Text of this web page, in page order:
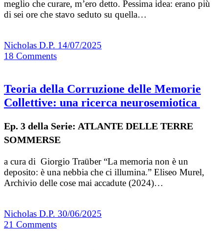
meglio che curare, m’ero detto. Pessima idea: erano più
di sei ore che stavo seduto su quella…
Nicholas D.P. 14/07/2025
18 Comments
Teoria della Corruzione delle Memorie
Collettive: una ricerca neurosemiotica
Ep. 3 della Serie: ATLANTE DELLE TERRE
SOMMERSE
a cura di Giorgio Traüber “La memoria non è un
deposito: è una nebbia che ci illumina.” Eliseo Murel,
Archivio delle cose mai accadute (2024)…
Nicholas D.P. 30/06/2025
21 Comments